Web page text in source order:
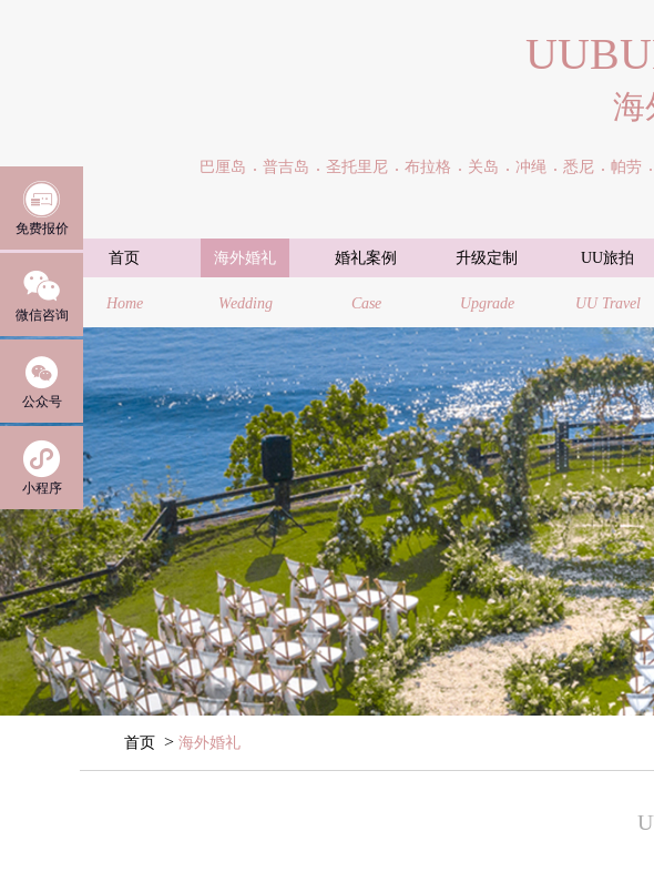
海
巴厘岛 普吉岛 圣托里尼 布拉格 关岛 冲绳 悉尼 帕劳
首页
Home
海外婚礼
Wedding
婚礼案例
Case
升级定制
Upgrade
UU旅拍
UU Travel
首页 > 海外婚礼

免费报价

微信咨询

公众号

小程序